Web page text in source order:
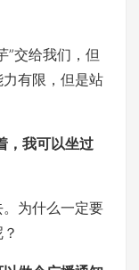
交给我们，但
有限，但是站
，我可以坐过
为什么一定要